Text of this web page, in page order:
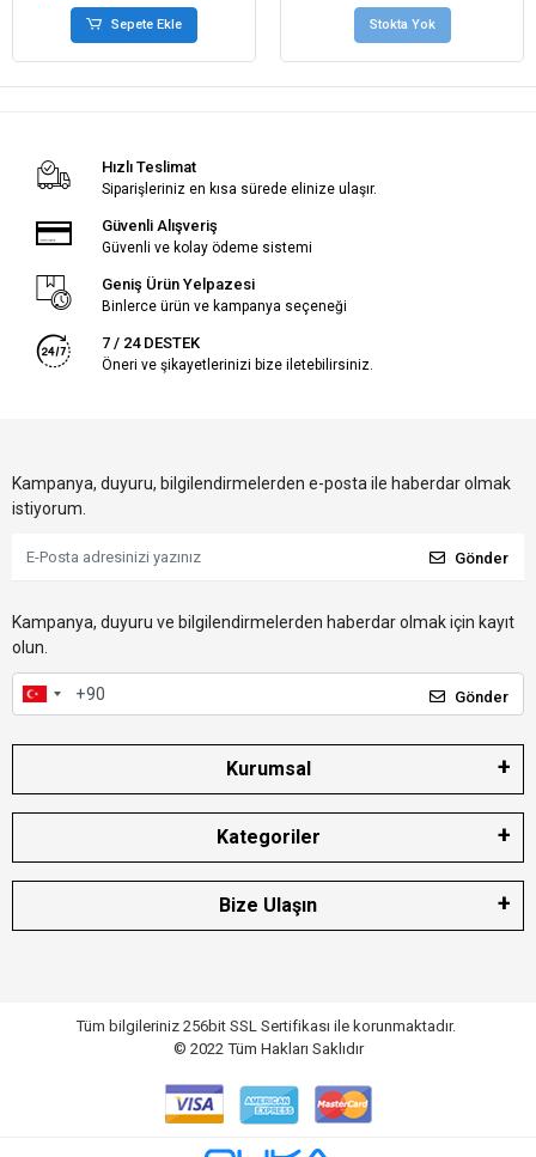
Sepete Ekle Stokta Yok
Hızlı Teslimat
Siparişleriniz en kısa sürede elinize ulaşır.
Güvenli Alışveriş
Güvenli ve kolay ödeme sistemi
Geniş Ürün Yelpazesi
Binlerce ürün ve kampanya seçeneği
7 / 24 DESTEK
Öneri ve şikayetlerinizi bize iletebilirsiniz.
Kampanya, duyuru, bilgilendirmelerden e-posta ile haberdar olmak
istiyorum.
Gönder
Kampanya, duyuru ve bilgilendirmelerden haberdar olmak için kayıt
olun.
Gönder
Kurumsal
Kategoriler
Bize Ulaşın
Tüm bilgileriniz 256bit SSL Sertifikası ile korunmaktadır.
© 2022 Tüm Hakları Saklıdır